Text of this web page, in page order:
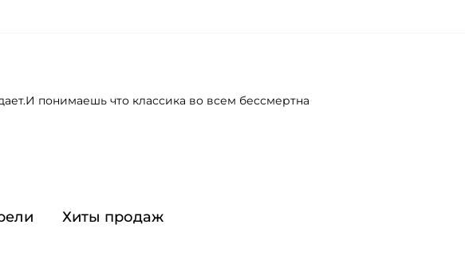
понимаешь что классика во всем бессмертна
Хиты продаж